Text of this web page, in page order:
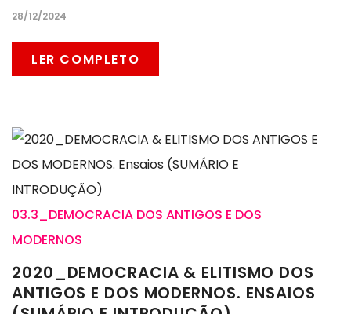
28/12/2024
LER COMPLETO
03.3_DEMOCRACIA DOS ANTIGOS E DOS
MODERNOS
2020_DEMOCRACIA & ELITISMO DOS
ANTIGOS E DOS MODERNOS. ENSAIOS